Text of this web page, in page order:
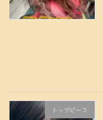
トップピース